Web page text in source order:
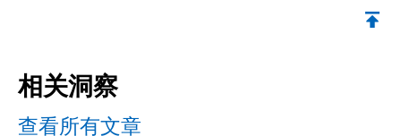
相关洞察
查看所有文章